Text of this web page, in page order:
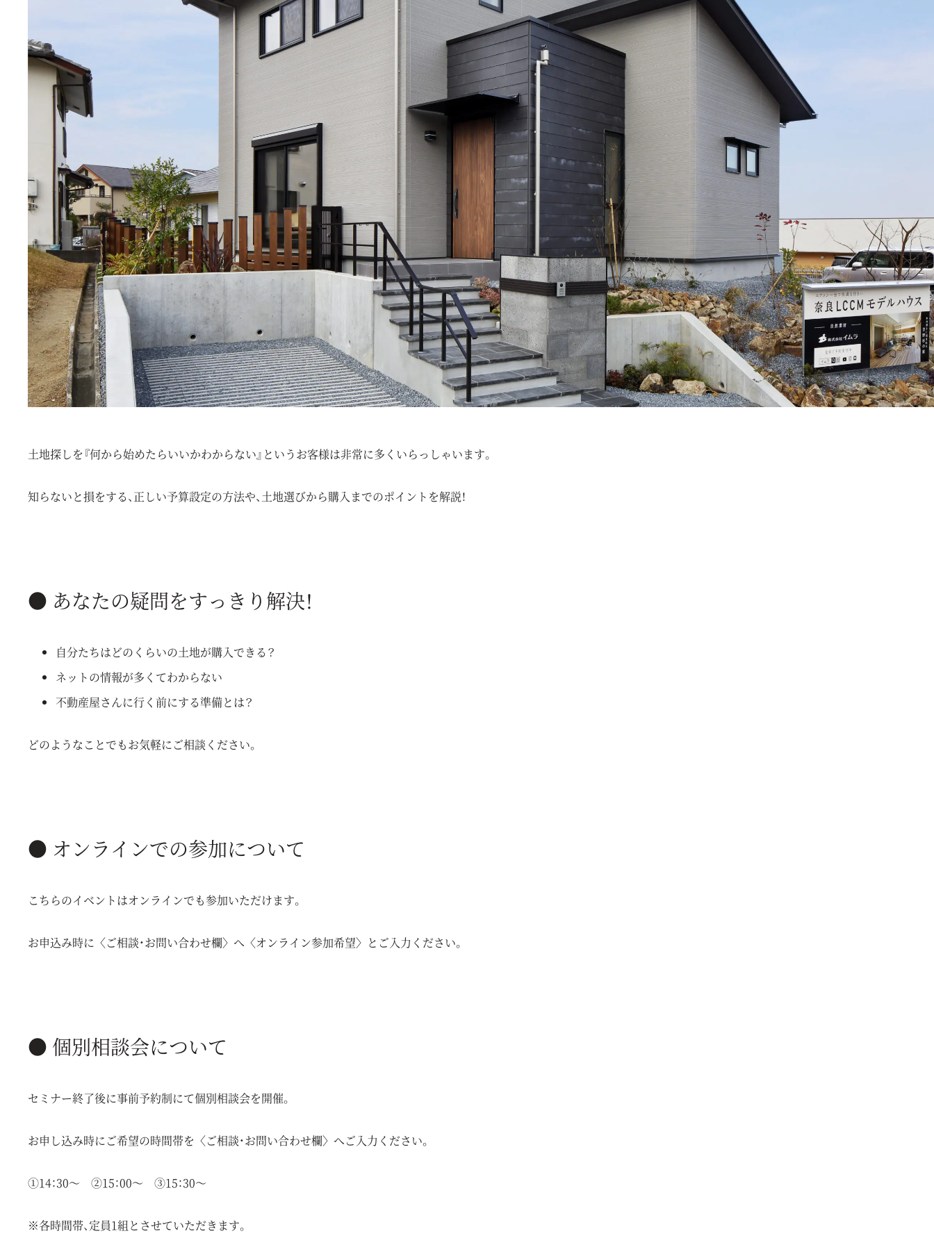
土地探しを『何から始めたらいいかわからない』というお客様は非常に多くいらっしゃいます。
知らないと損をする、正しい予算設定の方法や、土地選びから購入までのポイントを解説！
● あなたの疑問をすっきり解決！
自分たちはどのくらいの土地が購入できる？
ネットの情報が多くてわからない
不動産屋さんに行く前にする準備とは？
どのようなことでもお気軽にご相談ください。
● オンラインでの参加について
こちらのイベントはオンラインでも参加いただけます。
お申込み時に〈ご相談・お問い合わせ欄〉へ〈オンライン参加希望〉とご入力ください。
● 個別相談会について
セミナー終了後に事前予約制にて個別相談会を開催。
お申し込み時にご希望の時間帯を〈ご相談・お問い合わせ欄〉へご入力ください。
①14：30～ ②15：00～ ③15：30～
※各時間帯、定員1組とさせていただきます。